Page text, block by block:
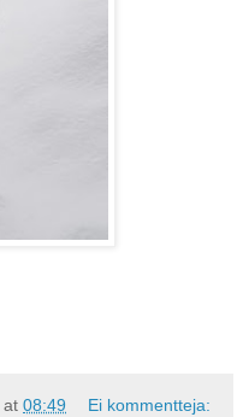
at 08:49 Ei kommentteja: